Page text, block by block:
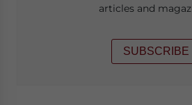
articles and
SUBSCRIBE